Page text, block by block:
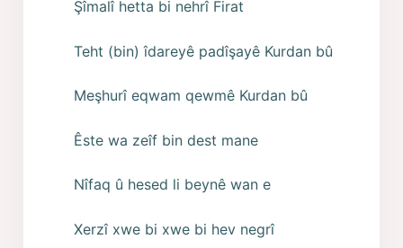
Şîmalî hetta bi nehrî Firat
Teht (bin) îdareyê padîşayê Kurdan bû
Meşhurî eqwam qewmê Kurdan bû
Êste wa zeîf bin dest mane
Nîfaq û hesed li beynê wan e
Xerzî xwe bi xwe bi hev negrî